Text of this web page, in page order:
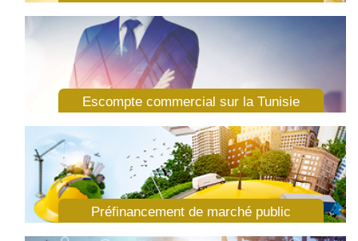
Escompte commercial sur la Tunisie
Préfinancement de marché public